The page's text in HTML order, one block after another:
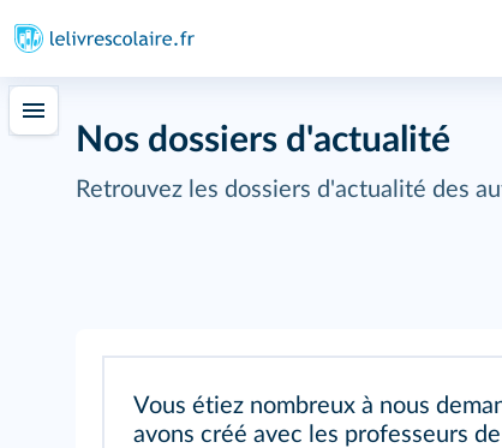
Nos dossiers d'actualité
Retrouvez les dossiers d'actualité des
Vous étiez nombreux à nous
avons créé avec les professeurs